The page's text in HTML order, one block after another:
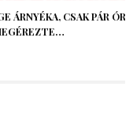
VOLT, MÉGIS AZ